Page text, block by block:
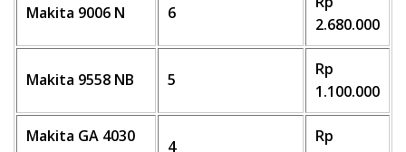
Makita 9006 N 6
2.680.000
Makita 9558 NB 5
Rp
1.100.000
Makita GA 4030
4
Rp